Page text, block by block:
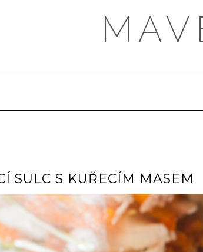
SULC S KUŘECÍM MASEM